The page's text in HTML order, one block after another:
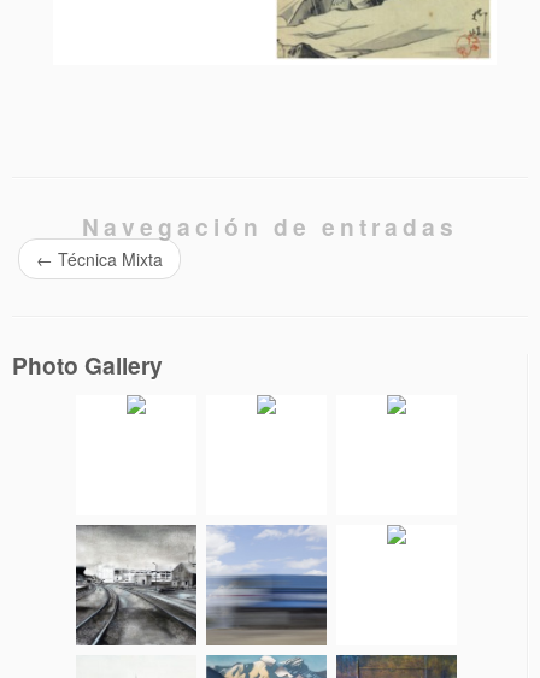
Navegación de entradas
← Técnica Mixta
Photo Gallery